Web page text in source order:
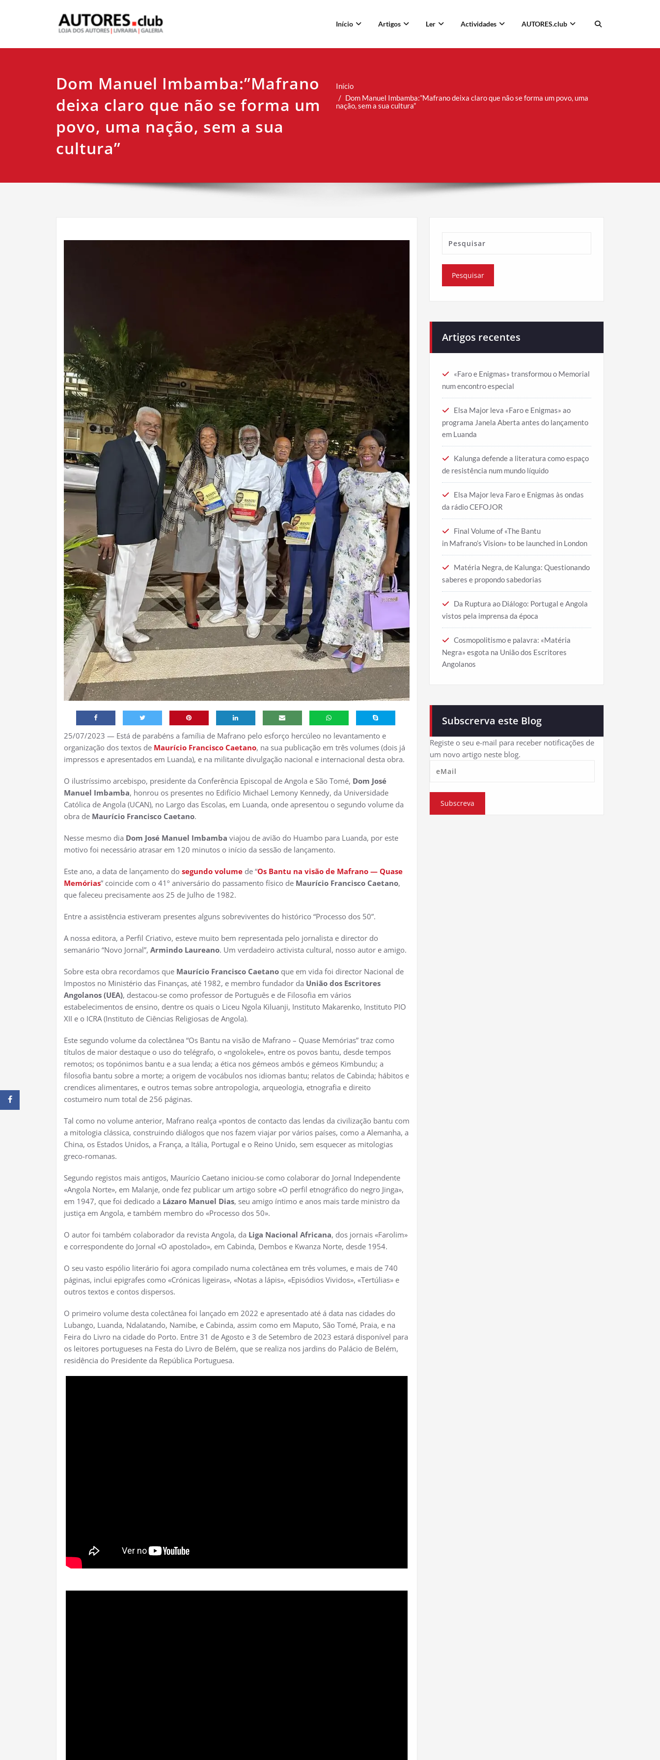
Início Artigos Ler Actividades AUTORES.club
Dom Manuel Imbamba:”Mafrano
deixa claro que não se forma um
povo, uma nação, sem a sua
cultura”
Início
Dom Manuel Imbamba:”Mafrano deixa claro que não se forma um povo, uma
nação, sem a sua cultura”
25/07/2023 — Está de parabéns a família de Mafrano pelo esforço hercúleo no levantamento e
organização dos textos de Maurício Francisco Caetano, na sua publicação em três volumes (dois já
impressos e apresentados em Luanda), e na militante divulgação nacional e internacional desta obra.
O ilustríssimo arcebispo, presidente da Conferência Episcopal de Angola e São Tomé, Dom José
Manuel Imbamba, honrou os presentes no Edifício Michael Lemony Kennedy, da Universidade
Católica de Angola (UCAN), no Largo das Escolas, em Luanda, onde apresentou o segundo volume da
obra de Maurício Francisco Caetano.
Nesse mesmo dia Dom José Manuel Imbamba viajou de avião do Huambo para Luanda, por este
motivo foi necessário atrasar em 120 minutos o início da sessão de lançamento.
Este ano, a data de lançamento do segundo volume de “Os Bantu na visão de Mafrano — Quase
Memórias” coincide com o 41º aniversário do passamento físico de Maurício Francisco Caetano,
que faleceu precisamente aos 25 de Julho de 1982.
Entre a assistência estiveram presentes alguns sobreviventes do histórico “Processo dos 50”.
A nossa editora, a Perfil Criativo, esteve muito bem representada pelo jornalista e director do
semanário “Novo Jornal”, Armindo Laureano. Um verdadeiro activista cultural, nosso autor e amigo.
Sobre esta obra recordamos que Maurício Francisco Caetano que em vida foi director Nacional de
Impostos no Ministério das Finanças, até 1982, e membro fundador da União dos Escritores
Angolanos (UEA), destacou-se como professor de Português e de Filosofia em vários
estabelecimentos de ensino, dentre os quais o Liceu Ngola Kiluanji, Instituto Makarenko, Instituto PIO
XII e o ICRA (Instituto de Ciências Religiosas de Angola).
Este segundo volume da colectânea “Os Bantu na visão de Mafrano – Quase Memórias” traz como
títulos de maior destaque o uso do telégrafo, o «ngolokele», entre os povos bantu, desde tempos
remotos; os topónimos bantu e a sua lenda; a ética nos gémeos ambós e gémeos Kimbundu; a
filosofia bantu sobre a morte; a origem de vocábulos nos idiomas bantu; relatos de Cabinda; hábitos e
crendices alimentares, e outros temas sobre antropologia, arqueologia, etnografia e direito
costumeiro num total de 256 páginas.
Tal como no volume anterior, Mafrano realça «pontos de contacto das lendas da civilização bantu com
a mitologia clássica, construindo diálogos que nos fazem viajar por vários países, como a Alemanha, a
China, os Estados Unidos, a França, a Itália, Portugal e o Reino Unido, sem esquecer as mitologias
greco-romanas.
Segundo registos mais antigos, Maurício Caetano iniciou-se como colaborar do Jornal Independente
«Angola Norte», em Malanje, onde fez publicar um artigo sobre «O perfil etnográfico do negro Jinga»,
em 1947, que foi dedicado a Lázaro Manuel Dias, seu amigo íntimo e anos mais tarde ministro da
justiça em Angola, e também membro do «Processo dos 50».
O autor foi também colaborador da revista Angola, da Liga Nacional Africana, dos jornais «Farolim»
e correspondente do Jornal «O apostolado», em Cabinda, Dembos e Kwanza Norte, desde 1954.
O seu vasto espólio literário foi agora compilado numa colectânea em três volumes, e mais de 740
páginas, inclui epigrafes como «Crónicas ligeiras», «Notas a lápis», «Episódios Vividos», «Tertúlias» e
outros textos e contos dispersos.
O primeiro volume desta colectânea foi lançado em 2022 e apresentado até á data nas cidades do
Lubango, Luanda, Ndalatando, Namibe, e Cabinda, assim como em Maputo, São Tomé, Praia, e na
Feira do Livro na cidade do Porto. Entre 31 de Agosto e 3 de Setembro de 2023 estará disponível para
os leitores portugueses na Festa do Livro de Belém, que se realiza nos jardins do Palácio de Belém,
residência do Presidente da República Portuguesa.
Artigos recentes
«Faro e Enigmas» transformou o Memorial
num encontro especial
Elsa Major leva «Faro e Enigmas» ao
programa Janela Aberta antes do lançamento
em Luanda
Kalunga defende a literatura como espaço
de resistência num mundo líquido
Elsa Major leva Faro e Enigmas às ondas
da rádio CEFOJOR
Final Volume of «The Bantu
in Mafrano’s Vision» to be launched in London
Matéria Negra, de Kalunga: Questionando
saberes e propondo sabedorias
Da Ruptura ao Diálogo: Portugal e Angola
vistos pela imprensa da época
Cosmopolitismo e palavra: «Matéria
Negra» esgota na União dos Escritores
Angolanos
Subscrerva este Blog
Registe o seu e-mail para receber notificações de
um novo artigo neste blog.
Subscreva